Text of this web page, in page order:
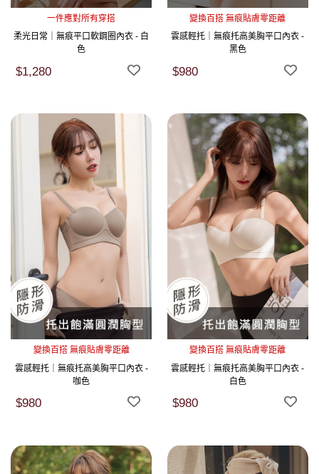
一件應對所有穿搭
柔光日常｜無痕平口軟鋼圈內衣 - 白
色
$1,280
變換百搭 無痕貼膚零距離
雲感輕托｜無痕托高美胸平口內衣 -
黑色
$980
變換百搭 無痕貼膚零距離
雲感輕托｜無痕托高美胸平口內衣 -
咖色
$980
變換百搭 無痕貼膚零距離
雲感輕托｜無痕托高美胸平口內衣 -
白色
$980